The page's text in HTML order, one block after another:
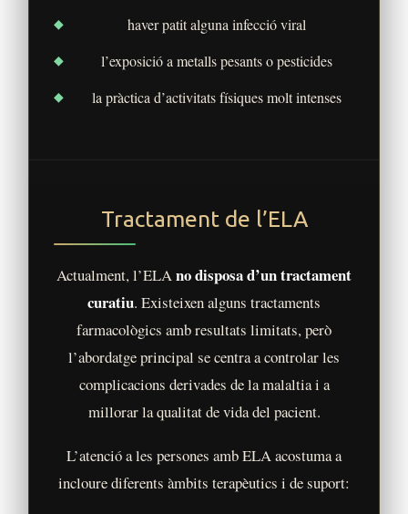
haver patit alguna infecció viral
l’exposició a metalls pesants o pesticides
la pràctica d’activitats físiques molt intenses
Tractament de l’ELA
Actualment, l’ELAno disposa d’un tractament
curatiu. Existeixen alguns tractaments
farmacològics amb resultats limitats, però
l’abordatge principal se centra a controlar les
complicacions derivades de la malaltia i a
millorar la qualitat de vida del pacient.
L’atenció a les persones amb ELA acostuma a
incloure diferents àmbits terapèutics i de suport: